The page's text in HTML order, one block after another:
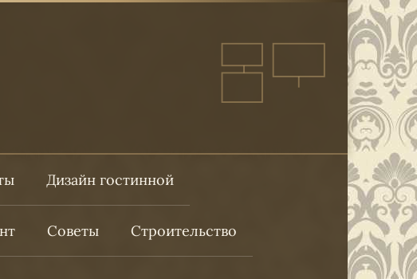
Дизайн гостинной
Советы Строительство